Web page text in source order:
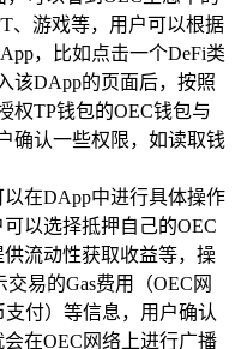
、游戏等，用户可以根据
，比如点击一个DeFi类
该DApp的页面后，按照
权TP钱包的OEC钱包与
确认一些权限，如读取钱
在DApp中进行具体操作
以选择抵押自己的OEC
流动性获取收益等，操
易的Gas费用（OEC网
付）等信息，用户确认
在OEC网络上进行广播